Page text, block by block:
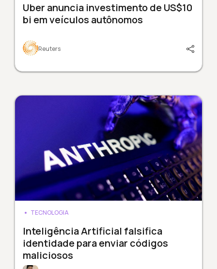
Uber anuncia investimento de US$10
bi em veículos autônomos
Reuters
TECNOLOGIA
Inteligência Artificial falsifica
identidade para enviar códigos
maliciosos